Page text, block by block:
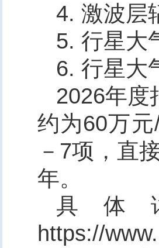
4. 激波层
5. 行星大
6. 行星大
2026年度
约为60万元
－ 7项，直
年。
具体
https://